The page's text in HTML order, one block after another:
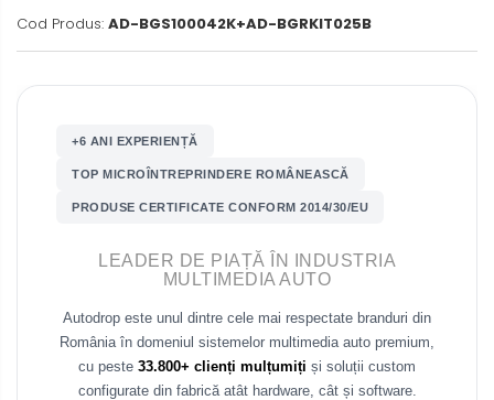
Jeep
Porsche
Dodge
Rame adaptoare Isuzu
Rame adaptoare Subaru
Rame adaptoare Ssangyong
Rame adaptoare Hummer
+6 ANI EXPERIENȚĂ
TOP MICROÎNTREPRINDERE ROMÂNEASCĂ
PRODUSE CERTIFICATE CONFORM 2014/30/EU
LEADER DE PIAȚĂ ÎN INDUSTRIA
MULTIMEDIA AUTO
Autodrop este unul dintre cele mai respectate branduri din
România în domeniul sistemelor multimedia auto premium,
cu peste 33.800+ clienți mulțumiți și soluții custom
configurate din fabrică atât hardware, cât și software.
Cod Produs: AD-BGS100042K+AD-BGRKIT025B